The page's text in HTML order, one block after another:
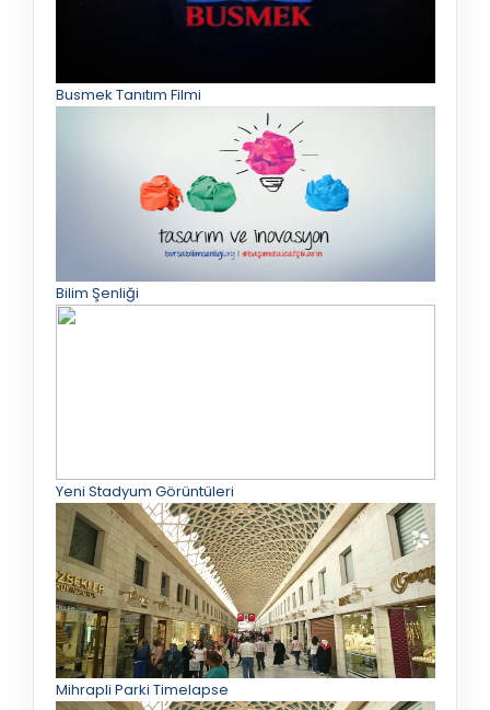
Busmek Tanıtım Filmi
Bilim Şenliği
Yeni Stadyum Görüntüleri
Mihrapli Parki Timelapse